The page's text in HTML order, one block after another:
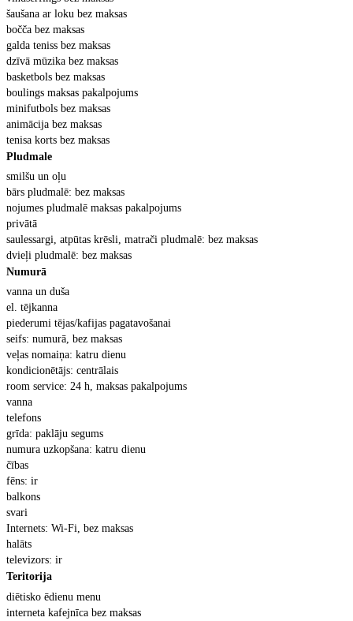
šaušana ar loku bez maksas
bočča bez maksas
galda teniss bez maksas
dzīvā mūzika bez maksas
basketbols bez maksas
boulings maksas pakalpojums
minifutbols bez maksas
animācija bez maksas
tenisa korts bez maksas
Pludmale
smilšu un oļu
bārs pludmalē: bez maksas
nojumes pludmalē maksas pakalpojums
privātā
saulessargi, atpūtas krēsli, matrači pludmalē: bez maksas
dvieļi pludmalē: bez maksas
Numurā
vanna un duša
el. tējkanna
piederumi tējas/kafijas pagatavošanai
seifs: numurā, bez maksas
veļas nomaiņa: katru dienu
kondicionētājs: centrālais
room service: 24 h, maksas pakalpojums
vanna
telefons
grīda: paklāju segums
numura uzkopšana: katru dienu
čības
fēns: ir
balkons
svari
Internets: Wi-Fi, bez maksas
halāts
televizors: ir
Teritorija
diētisko ēdienu menu
interneta kafejnīca bez maksas